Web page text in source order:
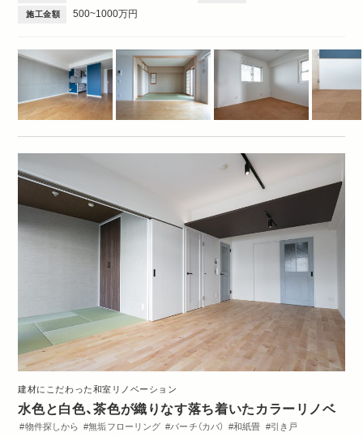
施工金額 500~1000万円
建材にこだわった和室リノベーション
水色と白色、茶色が織りなす落ち着いたカラーリノベ
物件探しから 無垢フローリング バーチ（カバ） 和紙畳
引き戸